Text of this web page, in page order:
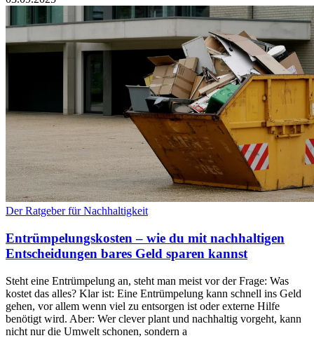
Der Ratgeber für Nachhaltigkeit
Entrümpelungskosten – wie du mit nachhaltigen
Entscheidungen bares Geld sparen kannst
Steht eine Entrümpelung an, steht man meist vor der Frage: Was
kostet das alles? Klar ist: Eine Entrümpelung kann schnell ins Geld
gehen, vor allem wenn viel zu entsorgen ist oder externe Hilfe
benötigt wird. Aber: Wer clever plant und nachhaltig vorgeht, kann
nicht nur die Umwelt schonen, sondern a